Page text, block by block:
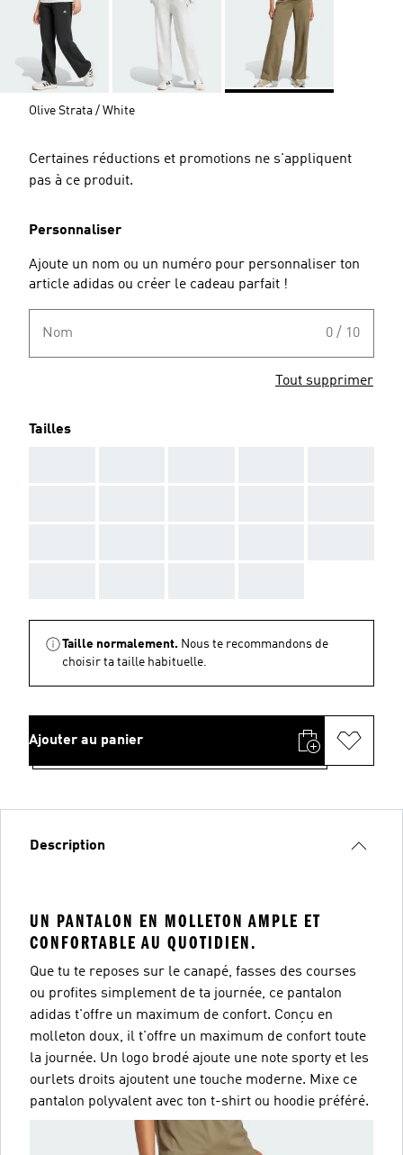
Olive Strata / White
Certaines réductions et promotions ne s'appliquent
pas à ce produit.
Personnaliser
Ajoute un nom ou un numéro pour personnaliser ton
article adidas ou créer le cadeau parfait !
Nom 0 / 10
Tout supprimer
Tailles
Taille normalement. Nous te recommandons de
choisir ta taille habituelle.
Ajouter au panier
Description
UN PANTALON EN MOLLETON AMPLE ET
CONFORTABLE AU QUOTIDIEN.
Que tu te reposes sur le canapé, fasses des courses
ou profites simplement de ta journée, ce pantalon
adidas t'offre un maximum de confort. Conçu en
molleton doux, il t'offre un maximum de confort toute
la journée. Un logo brodé ajoute une note sporty et les
ourlets droits ajoutent une touche moderne. Mixe ce
pantalon polyvalent avec ton t-shirt ou hoodie préféré.